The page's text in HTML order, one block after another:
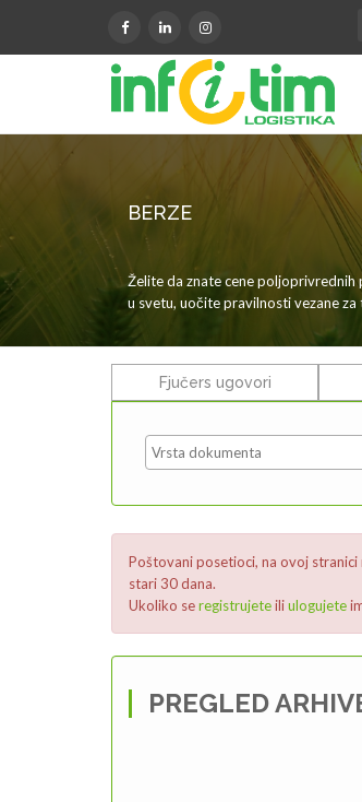
BERZE
Želite da znate cene
u svetu, uočite pravilnosti vezane
Fjučers ugovori
Poštovani posetioci, na ovoj
stari 30 dana.
Ukoliko seregistrujeteiliulogujete
PREGLED